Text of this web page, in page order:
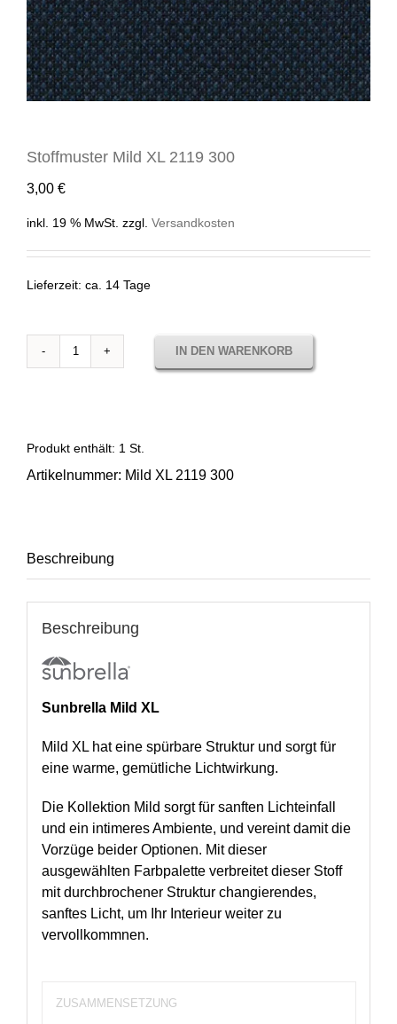
Stoffmuster Mild XL 2119 300
3,00 €
inkl. 19 % MwSt. zzgl. Versandkosten
Lieferzeit: ca. 14 Tage
Stoffmuster
300
IN DEN WARENKORB
Produkt enthält: 1 St.
Artikelnummer: Mild XL 2119 300
Beschreibung
Beschreibung
Sunbrella Mild XL
Mild XL hat eine spürbare Struktur und sorgt für
eine warme, gemütliche Lichtwirkung.
Die Kollektion Mild sorgt für sanften Lichteinfall
und ein intimeres Ambiente, und vereint damit die
Vorzüge beider Optionen. Mit dieser
ausgewählten Farbpalette verbreitet dieser Stoff
mit durchbrochener Struktur changierendes,
sanftes Licht, um Ihr Interieur weiter zu
vervollkommnen.
ZUSAMMENSETZUNG